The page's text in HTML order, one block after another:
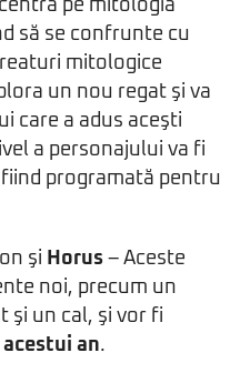
pe mitologia
să se confrunte cu
mitologice
un nou regat şi va
care a adus aceşti
a personajului va fi
programată pentru
şi Horus – Aceste
noi, precum un
şi un cal, şi vor fi
an.